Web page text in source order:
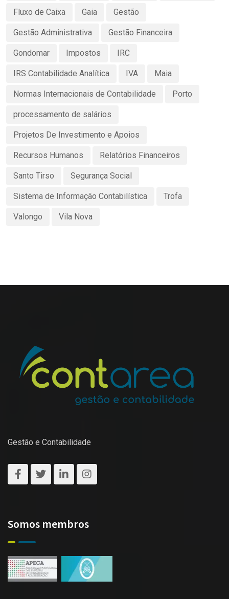
Fluxo de Caixa Gaia Gestão
Gestão Administrativa Gestão Financeira
Gondomar Impostos IRC
IRS Contabilidade Analítica IVA Maia
Normas Internacionais de Contabilidade Porto
processamento de salários
Projetos De Investimento e Apoios
Recursos Humanos Relatórios Financeiros
Santo Tirso Segurança Social
Sistema de Informação Contabilística Trofa
Valongo Vila Nova
Gestão e Contabilidade
Somos membros